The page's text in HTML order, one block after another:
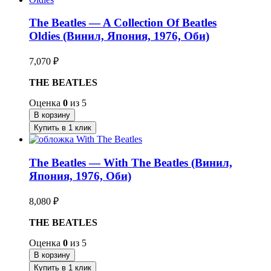
The Beatles — A Collection Of Beatles
Oldies (Винил, Япония, 1976, Оби)
7,070 ₽
THE BEATLES
Оценка 0 из 5
В корзину
Купить в 1 клик
The Beatles — With The Beatles (Винил,
Япония, 1976, Оби)
8,080 ₽
THE BEATLES
Оценка 0 из 5
В корзину
Купить в 1 клик